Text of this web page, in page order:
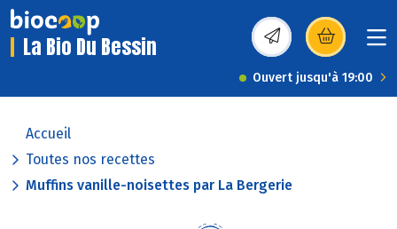
La Bio Du Bessin (s’ouvre dans une
Ouvert jusqu'à 19:00
Accueil
Toutes nos recettes
Muffins vanille-noisettes par La Bergerie